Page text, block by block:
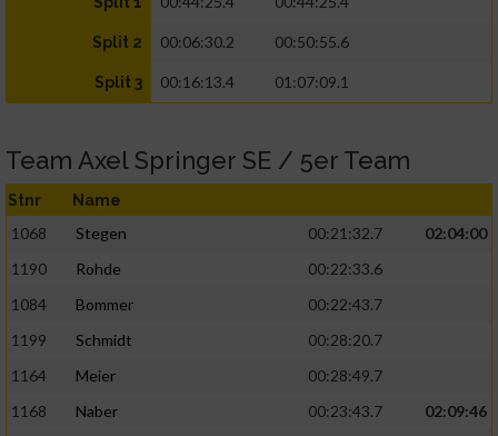
Split 2 00:06:30.2 00:50:55.6
Split 3 00:16:13.4 01:07:09.1
Team Axel Springer SE / 5er Team
Stnr Name
1068 Stegen 00:21:32.7
02:04:00
1190
Rohde
00:22:33.6
1084
Bommer
00:22:43.7
1199
Schmidt
00:28:20.7
1164
Meier
00:28:49.7
1168
Naber 00:23:43.7
02:09:46